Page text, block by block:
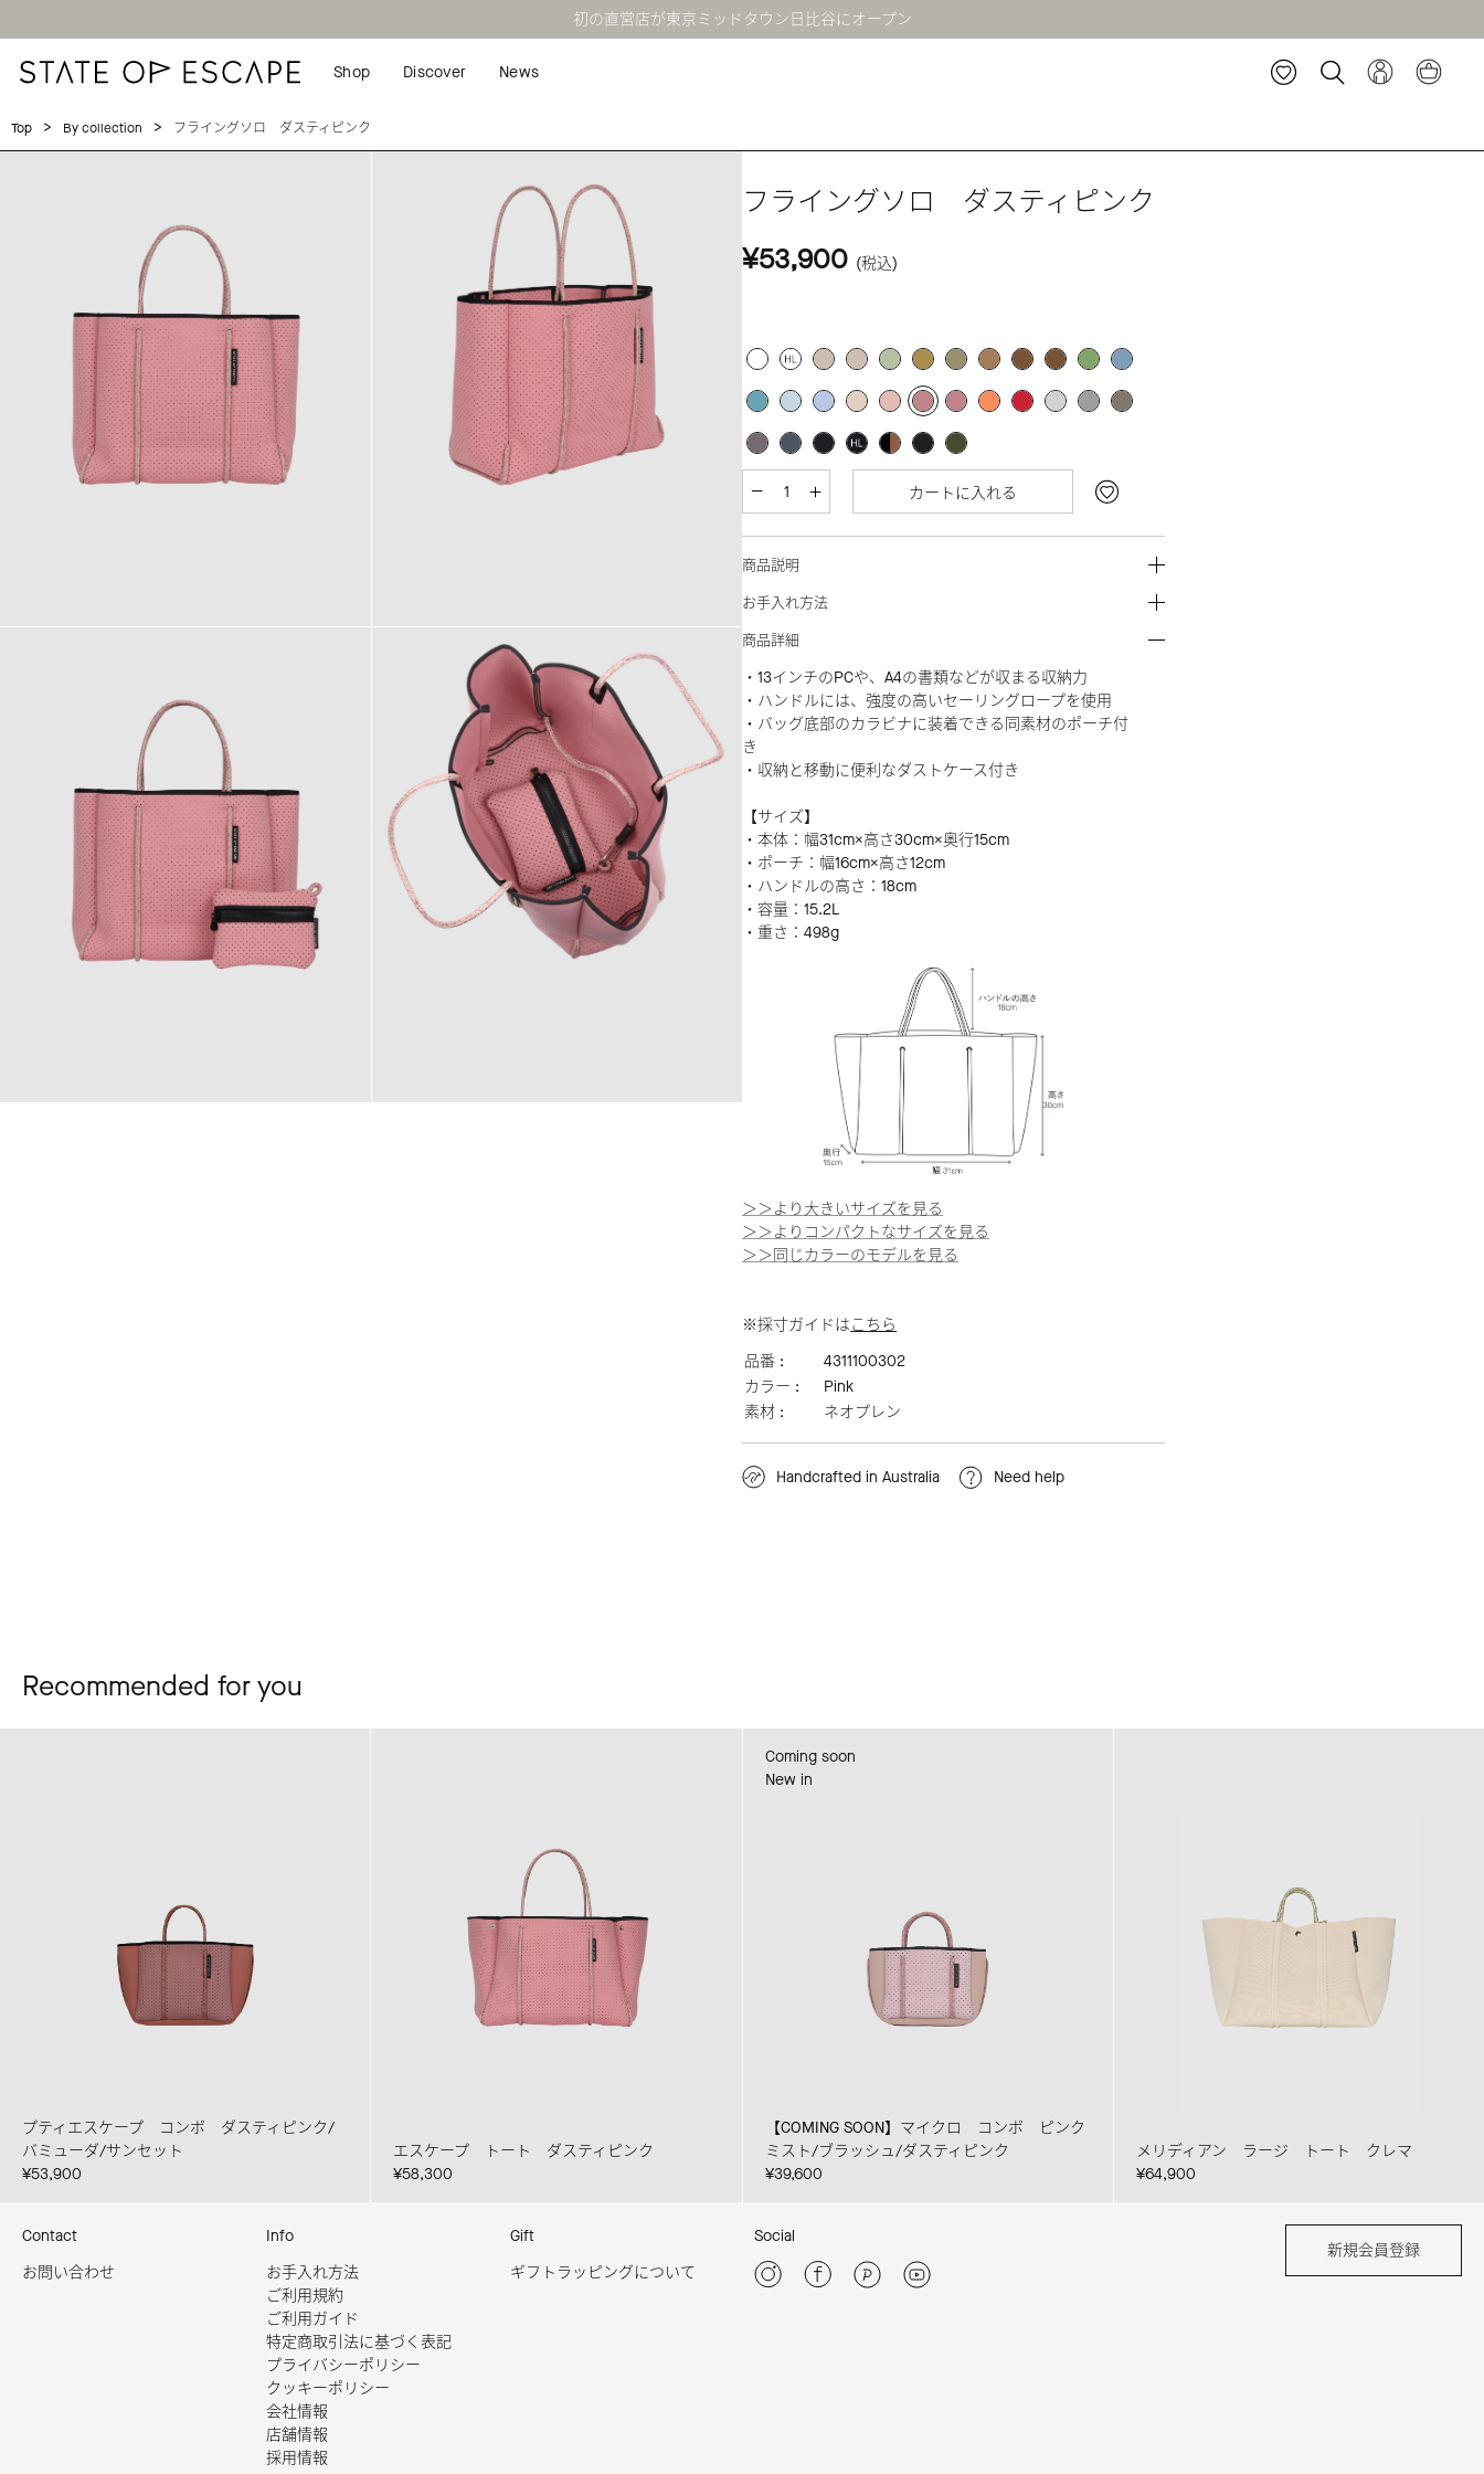
初の直営店が東京ミッドタウン日比谷にオープン
Shop Discover News
Top > By collection > フライングソロ ダスティピンク
フライングソロ ダスティピンク
¥53,900 (税込)
カートに入れる
商品説明
お手入れ方法
商品詳細
・13インチのPCや、A4の書類などが収まる収納力
・ハンドルには、強度の高いセーリングロープを使用
・バッグ底部のカラビナに装着できる同素材のポーチ付
き
・収納と移動に便利なダストケース付き
【サイズ】
・本体：幅31cm×高さ30cm×奥行15cm
・ポーチ：幅16cm×高さ12cm
・ハンドルの高さ：18cm
・容量：15.2L
・重さ：498g
＞＞より大きいサイズを見る
＞＞よりコンパクトなサイズを見る
＞＞同じカラーのモデルを見る
※採寸ガイドはこちら
品番 :
4311100302
カラー :
Pink
素材 :
ネオプレン
Handcrafted in Australia Need help
Recommended for you
プティエスケープ コンボ ダスティピンク/
バミューダ/サンセット
¥53,900
エスケープ トート ダスティピンク
¥58,300
【COMING SOON】マイクロ コンボ ピンク
ミスト/ブラッシュ/ダスティピンク
¥39,600
Coming soon
New in
メリディアン ラージ トート クレマ
¥64,900
Contact
お問い合わせ
Info
お手入れ方法
ご利用規約
ご利用ガイド
特定商取引法に基づく表記
プライバシーポリシー
クッキーポリシー
会社情報
店舗情報
採用情報
Gift
ギフトラッピングについて
Social
新規会員登録